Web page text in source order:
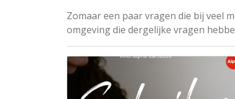
Zomaar een paar vragen die bij veel
omgeving die dergelijke vragen